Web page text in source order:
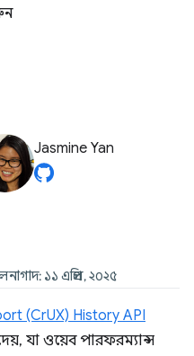
Jasmine Yan
১১ এপ্রিল, ২০২৫
(CrUX) History API
যা ওয়েব পারফরম্যান্স